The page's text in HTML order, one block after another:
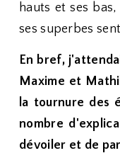
hauts et ses
ses superbes
En bref,
Maxime et
la tournure des
nombre
dévoiler et de